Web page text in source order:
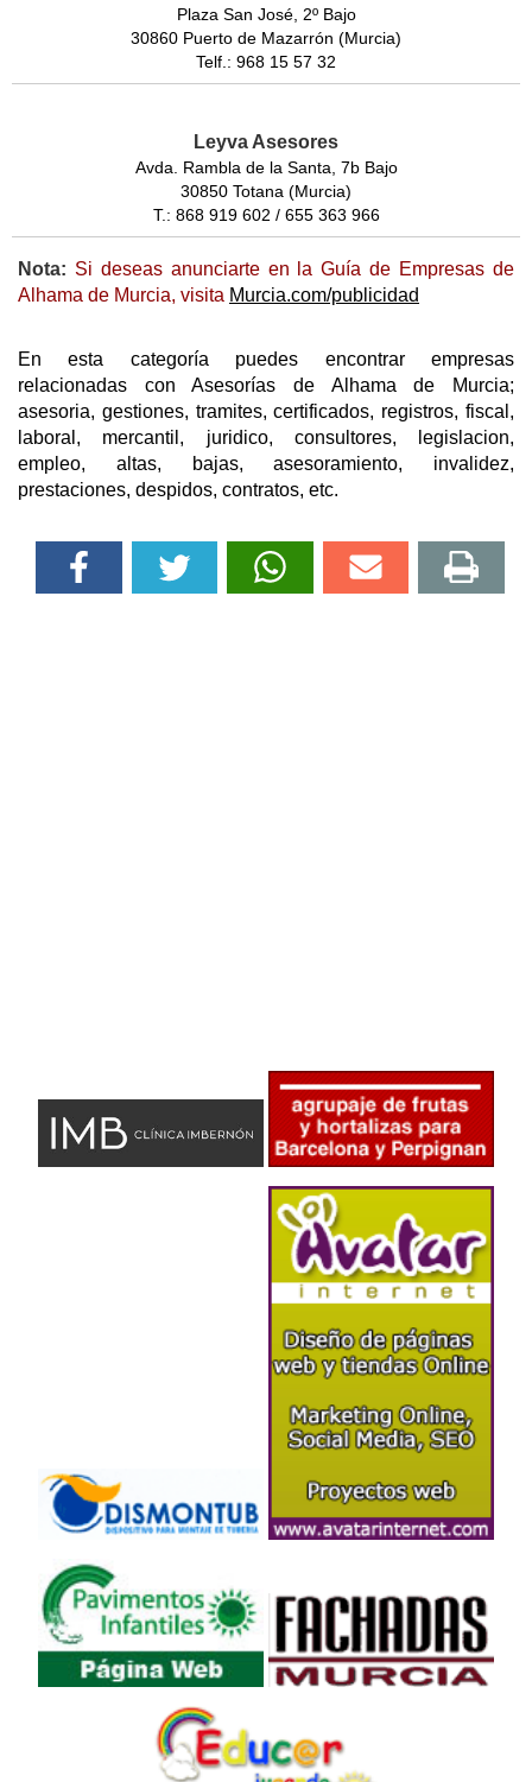
Plaza San José, 2º Bajo
30860 Puerto de Mazarrón (Murcia)
Telf.: 968 15 57 32
Leyva Asesores
Avda. Rambla de la Santa, 7b Bajo
30850 Totana (Murcia)
T.: 868 919 602 / 655 363 966
Nota: Si deseas anunciarte en la Guía de Empresas de
Alhama de Murcia, visita Murcia.com/publicidad
En esta categoría puedes encontrar empresas
relacionadas con Asesorías de Alhama de Murcia;
asesoria, gestiones, tramites, certificados, registros, fiscal,
laboral, mercantil, juridico, consultores, legislacion,
empleo, altas, bajas, asesoramiento, invalidez,
prestaciones, despidos, contratos, etc.